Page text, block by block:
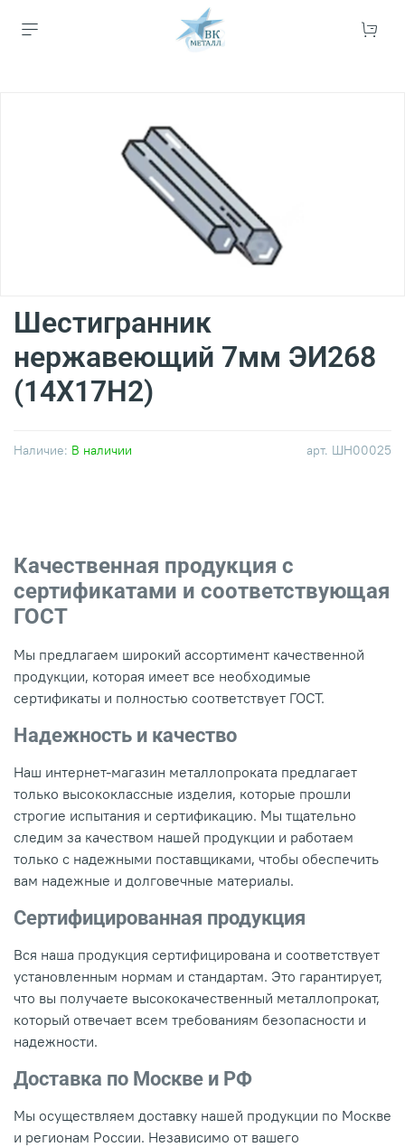
арт. ШН00025
Наличие: В наличии
Шестигранник
нержавеющий 7мм ЭИ268
(14Х17Н2)
Качественная продукция с
сертификатами и соответствующая
ГОСТ
Мы предлагаем широкий ассортимент качественной
продукции, которая имеет все необходимые
сертификаты и полностью соответствует ГОСТ.
Надежность и качество
Наш интернет-магазин металлопроката предлагает
только высококлассные изделия, которые прошли
строгие испытания и сертификацию. Мы тщательно
следим за качеством нашей продукции и работаем
только с надежными поставщиками, чтобы обеспечить
вам надежные и долговечные материалы.
Сертифицированная продукция
Вся наша продукция сертифицирована и соответствует
установленным нормам и стандартам. Это гарантирует,
что вы получаете высококачественный металлопрокат,
который отвечает всем требованиям безопасности и
надежности.
Доставка по Москве и РФ
Мы осуществляем доставку нашей продукции по Москве
и регионам России. Независимо от вашего